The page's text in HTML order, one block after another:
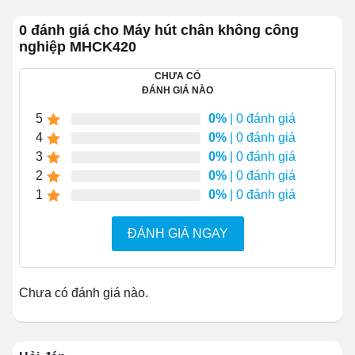
không MHCK420
220V/380V
Công suất
Thể tích buồng 515x465x120 mm
Kích thước máy 720x575x555 mm
Chất liệu Inox 304
0 đánh giá cho Máy hút chân không công
nghiệp MHCK420
CHƯA CÓ
ĐÁNH GIÁ NÀO
5 0% | 0 đánh giá
4
0% | 0 đánh giá
3
0% | 0 đánh giá
2
0% | 0 đánh giá
1
0% | 0 đánh giá
ĐÁNH GIÁ NGAY
Chưa có đánh giá nào.